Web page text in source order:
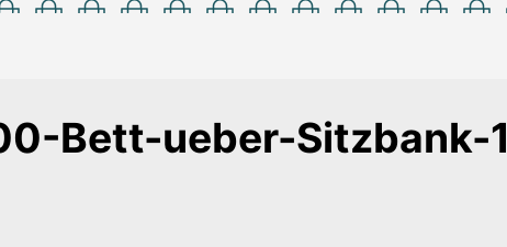
Bett-ueber-Sitzbank-1